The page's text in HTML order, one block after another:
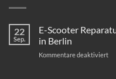
22
Sep.
E-Scooter
in Berlin
Kommentare deaktiviertfür